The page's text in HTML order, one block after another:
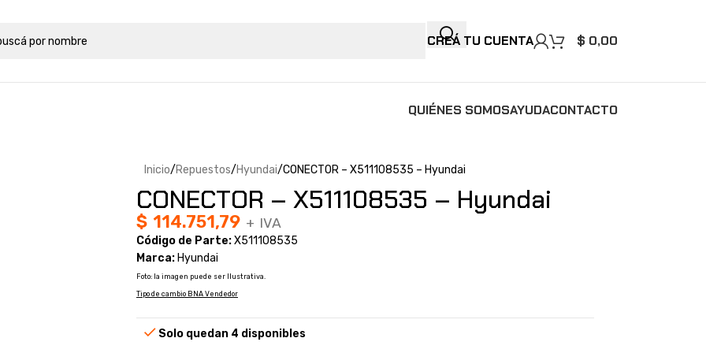
CREÁ TU CUENTA $ 0,00
QUIÉNES SOMOSAYUDACONTACTO
Inicio Repuestos Hyundai CONECTOR – X511108535 – Hyundai
CONECTOR – X511108535 – Hyundai
$ 114.751,79 + IVA
Código de Parte:X511108535
Marca: Hyundai
Foto: la imagen puede ser Ilustrativa.
Tipo de cambio BNA Vendedor
Solo quedan 4 disponibles